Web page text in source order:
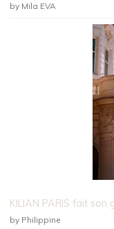
by Mila EVA
KILIAN PARIS fait
by Philippine